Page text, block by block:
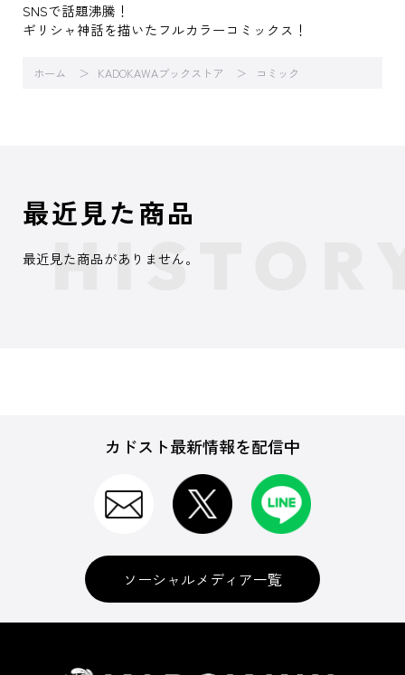
SNSで話題沸騰！
ギリシャ神話を描いたフルカラーコミックス！
ホーム KADOKAWAブックストア コミック
最近見た商品
最近見た商品がありません。
カドスト最新情報を配信中
ソーシャルメディア一覧